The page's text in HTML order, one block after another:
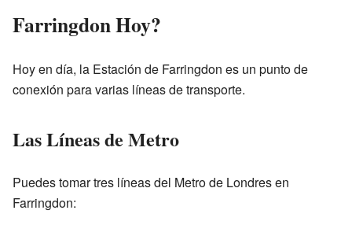
Farringdon Hoy?
Hoy en día, la Estación de Farringdon es un punto de
conexión para varias líneas de transporte.
Las Líneas de Metro
Puedes tomar tres líneas del Metro de Londres en
Farringdon: